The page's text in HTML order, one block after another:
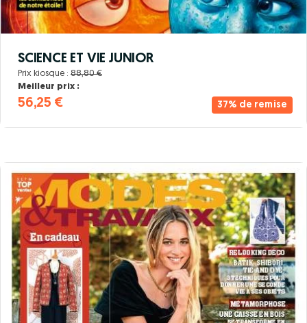
37% de remise
SCIENCE ET VIE JUNIOR
Prix kiosque : 88,80 €
Meilleur prix :
56,25 €